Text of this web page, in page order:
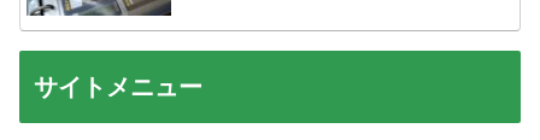
サイトメニュー